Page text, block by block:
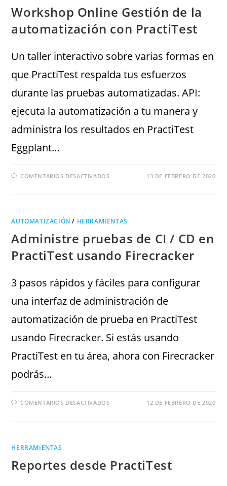
Workshop Online Gestión de la
automatización con PractiTest
Un taller interactivo sobre varias formas en
que PractiTest respalda tus esfuerzos
durante las pruebas automatizadas. API:
ejecuta la automatización a tu manera y
administra los resultados en PractiTest
Eggplant…
COMENTARIOS DESACTIVADOS 13 DE FEBRERO DE 2020
AUTOMATIZACIÓN / HERRAMIENTAS
Administre pruebas de CI / CD en
PractiTest usando Firecracker
3 pasos rápidos y fáciles para configurar
una interfaz de administración de
automatización de prueba en PractiTest
usando Firecracker. Si estás usando
PractiTest en tu área, ahora con Firecracker
podrás…
COMENTARIOS DESACTIVADOS 12 DE FEBRERO DE 2020
HERRAMIENTAS
Reportes desde PractiTest